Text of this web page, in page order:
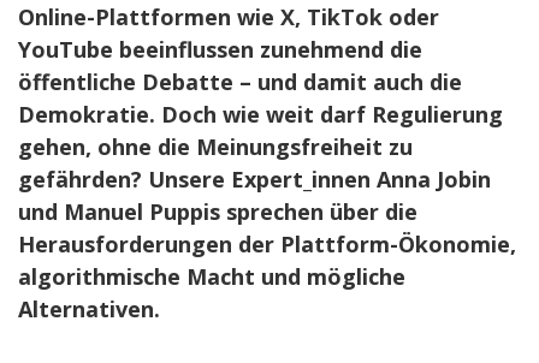
Online-Plattformen wie X, TikTok oder
YouTube beeinflussen zunehmend die
öffentliche Debatte – und damit auch die
Demokratie. Doch wie weit darf Regulierung
gehen, ohne die Meinungsfreiheit zu
gefährden? Unsere Expert_innen Anna Jobin
und Manuel Puppis sprechen über die
Herausforderungen der Plattform-Ökonomie,
algorithmische Macht und mögliche
Alternativen.